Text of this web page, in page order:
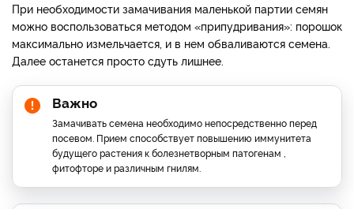
При необходимости замачивания маленькой партии семян
можно воспользоваться методом «припудривания»: порошок
максимально измельчается, и в нем обваливаются семена.
Далее останется просто сдуть лишнее.
Важно
Замачивать семена необходимо непосредственно перед
посевом. Прием способствует повышению иммунитета
будущего растения к болезнетворным патогенам ,
фитофторе и различным гнилям.